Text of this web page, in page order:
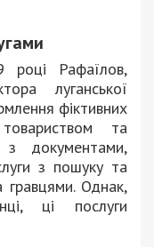
році Рафаїлов,
луганської
фіктивних
та
з документами,
з пошуку та
гравцями. Однак,
ці послуги